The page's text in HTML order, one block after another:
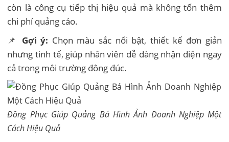
còn là công cụ tiếp thị hiệu quả mà không tốn thêm
chi phí quảng cáo.
📌 Gợi ý: Chọn màu sắc nổi bật, thiết kế đơn giản
nhưng tinh tế, giúp nhân viên dễ dàng nhận diện ngay
cả trong môi trường đông đúc.
Đồng Phục Giúp Quảng Bá Hình Ảnh Doanh Nghiệp Một
Cách Hiệu Quả